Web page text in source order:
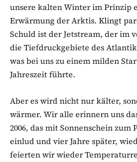
unsere kalten Winter im Prinzip
Erwärmung der Arktis. Klingt
Schuld ist der Jetstream, der im
die Tiefdruckgebiete des
was bei uns zu einem milden
Jahreszeit führte.
Aber es wird nicht nur kälter,
wärmer. Wir alle erinnern uns
2006, das mit Sonnenschein zum
einlud und vier Jahre später,
feierten wir wieder